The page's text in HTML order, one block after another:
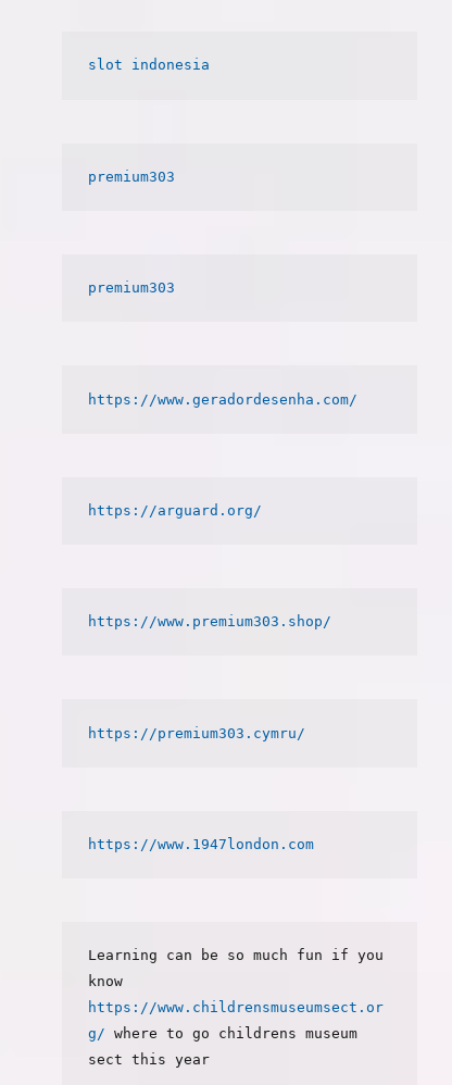
slot indonesia
premium303
premium303
https://www.geradordesenha.com/
https://arguard.org/
https://www.premium303.shop/
https://premium303.cymru/
https://www.1947london.com
Learning can be so much fun if you
https://www.childrensmuseumsect.or
g/ where to go childrens museum
sect this year